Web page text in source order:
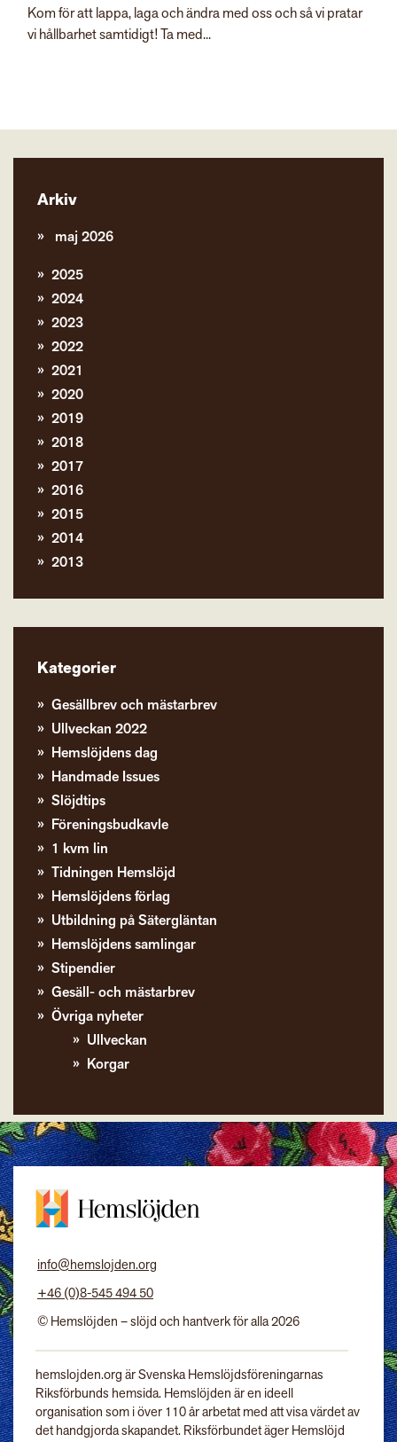
Kom för att lappa, laga och ändra med oss och så vi pratar
vi hållbarhet samtidigt! Ta med...
Arkiv
maj 2026
2025
2024
2023
2022
2021
2020
2019
2018
2017
2016
2015
2014
2013
Kategorier
Gesällbrev och mästarbrev
Ullveckan 2022
Hemslöjdens dag
Handmade Issues
Slöjdtips
Föreningsbudkavle
1 kvm lin
Tidningen Hemslöjd
Hemslöjdens förlag
Utbildning på Sätergläntan
Hemslöjdens samlingar
Stipendier
Gesäll- och mästarbrev
Övriga nyheter
Ullveckan
Korgar
info@hemslojden.org
+46 (0)8-545 494 50
© Hemslöjden – slöjd och hantverk för alla 2026
hemslojden.org är Svenska Hemslöjdsföreningarnas
Riksförbunds hemsida. Hemslöjden är en ideell
organisation som i över 110 år arbetat med att visa värdet av
det handgjorda skapandet. Riksförbundet äger Hemslöjd